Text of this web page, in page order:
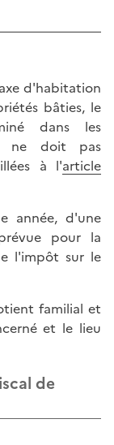
d'habitation
bâties, le
dans les
ne doit pas
à l'article
année, d'une
pour la
l'impôt sur le
familial et
et le lieu
de